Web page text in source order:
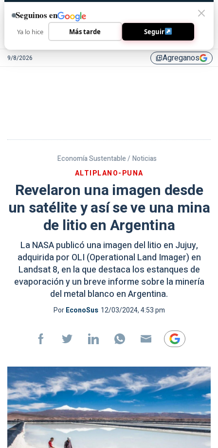
9/8/2026 library_addAgreganos
Economía Sustentable / Noticias
ALTIPLANO-PUNA
Revelaron una imagen desde
un satélite y así se ve una mina
de litio en Argentina
La NASA publicó una imagen del litio en Jujuy,
adquirida por OLI (Operational Land Imager) en
Landsat 8, en la que destaca los estanques de
evaporación y un breve informe sobre la minería
del metal blanco en Argentina.
PorEconoSus 12/03/2024, 4:53 pm
Seguinos en
Ya lo hice Más tarde Seguir